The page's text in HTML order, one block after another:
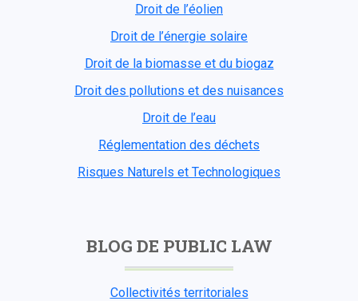
Droit de l’éolien
Droit de l’énergie solaire
Droit de la biomasse et du biogaz
Droit des pollutions et des nuisances
Droit de l’eau
Réglementation des déchets
Risques Naturels et Technologiques
BLOG DE PUBLIC LAW
Collectivités territoriales